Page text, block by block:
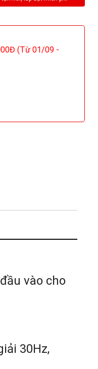
(Từ 01/09 -
vào cho
30Hz,